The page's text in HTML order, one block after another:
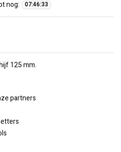
nog: 07:46:33
125 mm.
partners